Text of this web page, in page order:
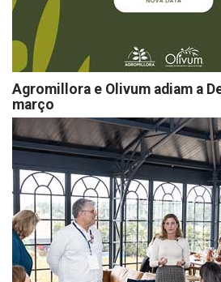
Agromillora e Olivum adiam a
março